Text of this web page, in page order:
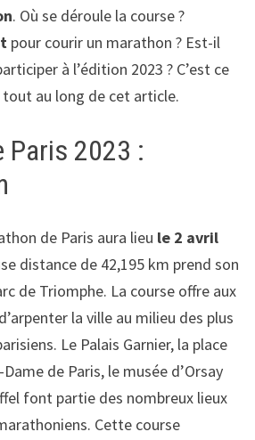
. Où se déroule la course ?
pour courir un marathon ? Est-il
à l’édition 2023 ? C’est ce
au long de cet article.
Paris 2023 :
de Paris aura lieu le 2 avril
distance de 42,195 km prend son
de Triomphe. La course offre aux
la ville au milieu des plus
Le Palais Garnier, la place
de Paris, le musée d’Orsay
font partie des nombreux lieux
Cette course